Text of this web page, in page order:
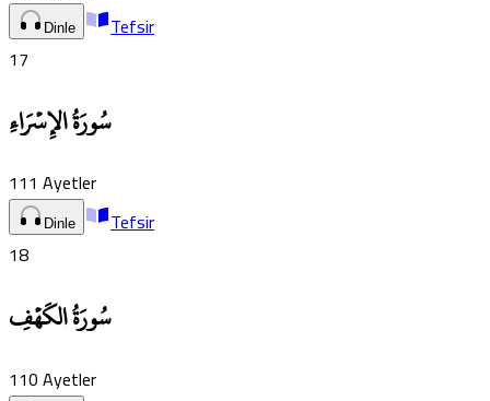
Dinle
Tefsir
17
سُورَةُ الإِسۡرَاءِ
111 Ayetler
Dinle
Tefsir
18
سُورَةُ الكَهۡفِ
110Ayetler